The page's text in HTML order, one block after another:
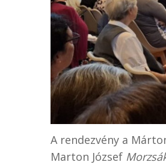
A rendezvény a
Marton József